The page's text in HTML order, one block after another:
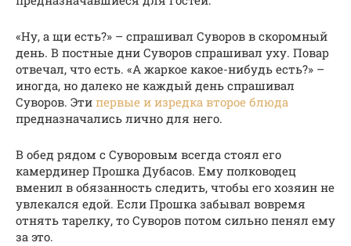
«Ну, а щи есть?» – спрашивал Суворов в скоромный
день. В постные дни Суворов спрашивал уху. Повар
отвечал, что есть. «А жаркое какое-нибудь есть?» –
иногда, но далеко не каждый день спрашивал
Суворов. Эти первые и изредка второе блюда
предназначались лично для него.
В обед рядом с Суворовым всегда стоял его
камердинер Прошка Дубасов. Ему полководец
вменил в обязанность следить, чтобы его хозяин не
увлекался едой. Если Прошка забывал вовремя
отнять тарелку, то Суворов потом сильно пенял ему
за это.